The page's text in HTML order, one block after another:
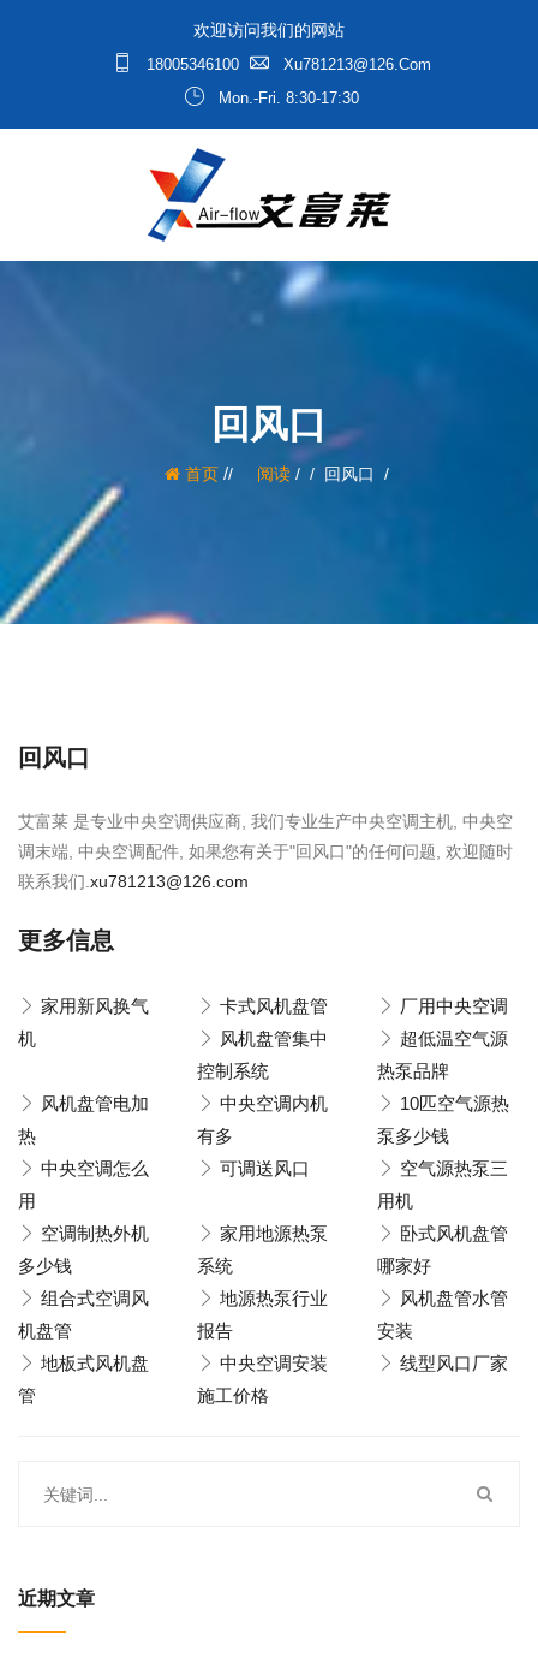
欢迎访问我们的网站
18005346100
Xu781213@126.com
Mon.-Fri. 8:30-17:30
回风口
首页/ 阅读/ 回风口
回风口
艾富莱 是专业中央空调供应商, 我们专业生产中央空调主机, 中央空
调末端, 中央空调配件, 如果您有关于"回风口"的任何问题, 欢迎随时
联系我们. xu781213@126.com
更多信息
家用新风换气
机
卡式风机盘管
厂用中央空调
风机盘管集中
控制系统
超低温空气源
热泵品牌
风机盘管电加
热
中央空调内机
有多
10匹空气源热
泵多少钱
中央空调怎么
用
可调送风口
空气源热泵三
用机
空调制热外机
多少钱
家用地源热泵
系统
卧式风机盘管
哪家好
组合式空调风
机盘管
地源热泵行业
报告
风机盘管水管
安装
地板式风机盘
管
中央空调安装
施工价格
线型风口厂家
近期文章